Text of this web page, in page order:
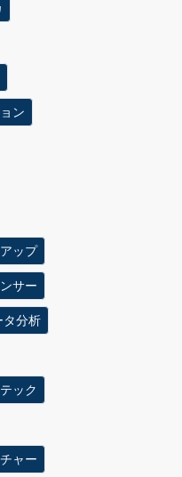
ン
ップ
サー
タ分析
ック
ャー